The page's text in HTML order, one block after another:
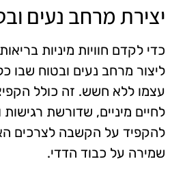
יצירת מרחב נעים
כדי לקדם חוויות מיניות
ליצור מרחב נעים ובטוח שבו
עצמו ללא חשש. זה כולל
לחיים מיניים, שדורשת
להקפיד על הקשבה לצרכים
שמירה על כבוד הדדי.